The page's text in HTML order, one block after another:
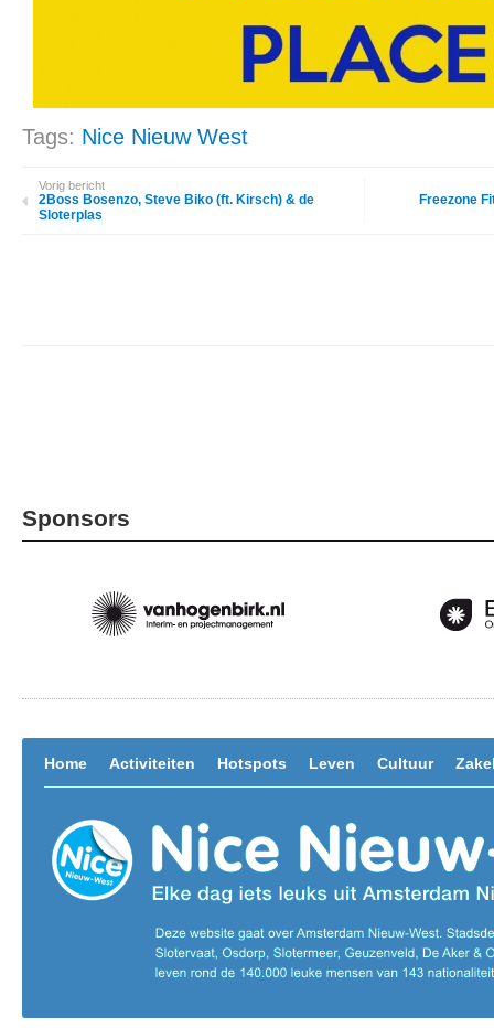
Tags: Nice Nieuw West
Vorig bericht
2Boss Bosenzo, Steve Biko (ft. Kirsch) & de
Sloterplas
Freezone
Sponsors
Home Activiteiten Hotspots Leven Cultuur